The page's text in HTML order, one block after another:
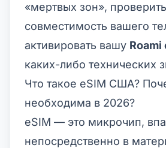
«мертвых зон», проверить
совместимость вашего
активировать вашу Roami
каких-либо технических
Что такое eSIM США?
необходима в 2026?
eSIM — это микрочип,
непосредственно в